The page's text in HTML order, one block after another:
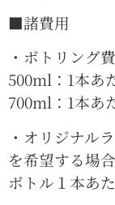
■諸費用
・ボトリング
500ml：1本あ
700ml：1本あ
・オリジナル
を希望する場合
ボトル１本あ